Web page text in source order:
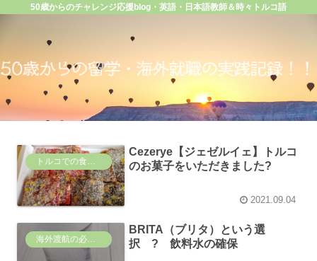
50歳からのチャレンジ応援blog・英語・日本語教師＆時々トルコ語
トルコでの食事など
Cezerye【ジェゼルイェ】トルコ
のお菓子をいただきました?
2021.09.04
BRITA（ブリタ）という選
択 ? 飲料水の確保